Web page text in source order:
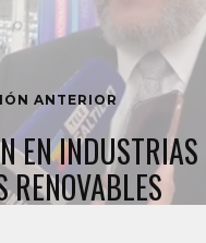
ANTERIOR
EN INDUSTRIAS
RENOVABLES